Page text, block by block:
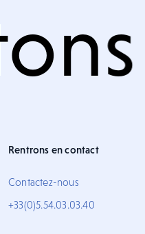
Rentrons en contact
Contactez-nous
+33(0)5.54.03.03.40